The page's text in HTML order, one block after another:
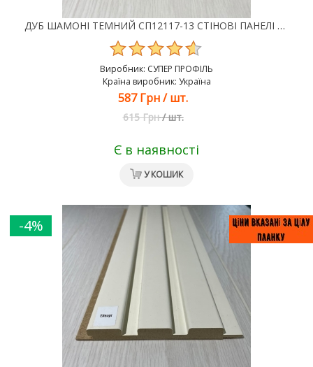
ДУБ ШАМОНІ ТЕМНИЙ СП12117-13 СТІНОВІ ПАНЕЛІ МДФ SUPER PROFIL
Виробник: СУПЕР ПРОФІЛЬ
Країна виробник: Україна
587 Грн/шт.
615 Грн /шт.
Є в наявності
У КОШИК
-4%